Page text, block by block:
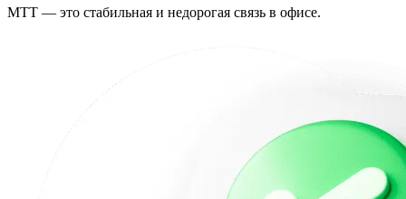
МТТ — это стабильная и недорогая связь в офисе.